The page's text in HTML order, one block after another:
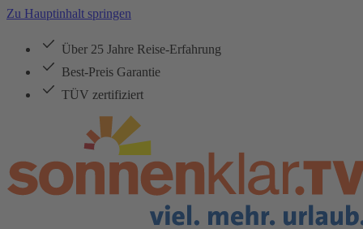
Zu Hauptinhalt springen
Über 25 Jahre Reise-Erfahrung
Best-Preis Garantie
TÜV zertifiziert